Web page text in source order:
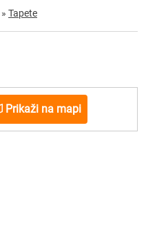
» Tapete
Prikaži na mapi